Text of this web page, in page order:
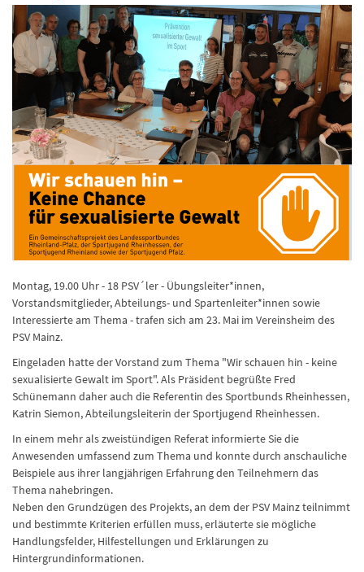
Montag, 19.00 Uhr - 18 PSV´ler - Übungsleiter*innen,
Vorstandsmitglieder, Abteilungs- und Spartenleiter*innen sowie
Interessierte am Thema - trafen sich am 23. Mai im Vereinsheim des
PSV Mainz.
Eingeladen hatte der Vorstand zum Thema "Wir schauen hin - keine
sexualisierte Gewalt im Sport". Als Präsident begrüßte Fred
Schünemann daher auch die Referentin des Sportbunds Rheinhessen,
Katrin Siemon, Abteilungsleiterin der Sportjugend Rheinhessen.
In einem mehr als zweistündigen Referat informierte Sie die
Anwesenden umfassend zum Thema und konnte durch anschauliche
Beispiele aus ihrer langjährigen Erfahrung den Teilnehmern das
Thema nahebringen.
Neben den Grundzügen des Projekts, an dem der PSV Mainz teilnimmt
und bestimmte Kriterien erfüllen muss, erläuterte sie mögliche
Handlungsfelder, Hilfestellungen und Erklärungen zu
Hintergrundinformationen.